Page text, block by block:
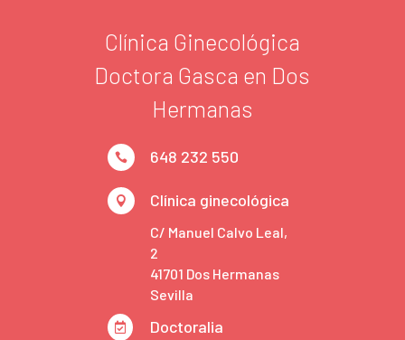
Clínica Ginecológica
Doctora Gasca en Dos
Hermanas
 648 232 550
 Clínica ginecológica
C/ Manuel Calvo Leal,
2
41701 Dos Hermanas
Sevilla
 Doctoralia